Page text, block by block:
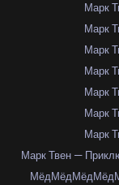
Марк
Марк
Марк
Марк
Марк
Марк
Марк
Марк Твен —
МёдМёдМёдМёд